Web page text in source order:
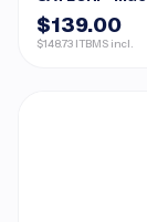
$139.00
$148.73 ITBMS incl.